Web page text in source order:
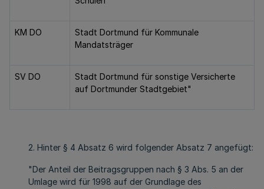
KM DO
Stadt Dortmund für Kommunale
Mandatsträger
SV DO
Stadt Dortmund für sonstige Versicherte
auf Dortmunder Stadtgebiet"
2. Hinter § 4 Absatz 6 wird folgender Absatz 7 angefügt:
"Der Anteil der Beitragsgruppen nach § 3 Abs. 5 an der
Umlage wird für 1998 auf der Grundlage des